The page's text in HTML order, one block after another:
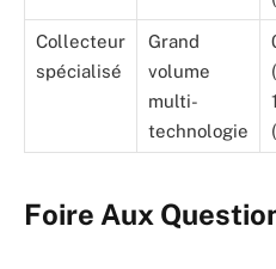
Collecteur
spécialisé
Grand
volume
multi-
technologie
Foire Aux